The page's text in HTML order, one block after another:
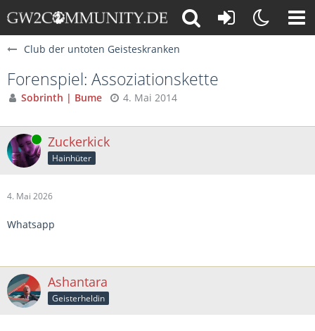
Club der untoten Geisteskranken
Forenspiel: Assoziationskette
Sobrinth | Bume 4. Mai 2014
Online Zuckerkick
Hainhüter
4. Mai 2026
Whatsapp
Ashantara
Geisterheldin